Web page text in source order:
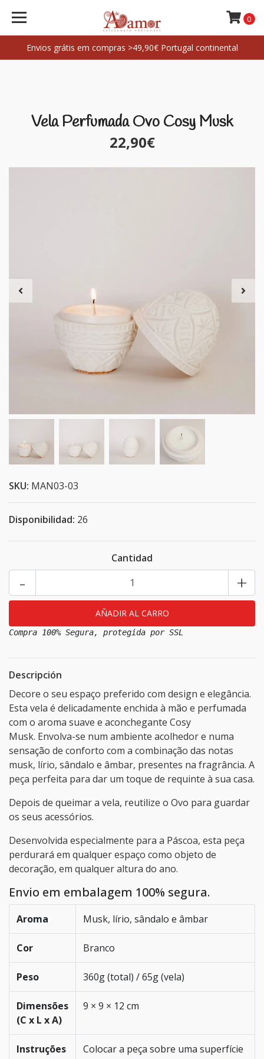
Envios grátis em compras >49,90€ Portugal continental
0
Vela Perfumada Ovo Cosy Musk
22,90€
SKU: MAN03-03
Disponibilidad: 26
Cantidad
+
-
Compra 100% Segura, protegida por SSL
Descripción
Decore o seu espaço preferido com design e elegância.
Esta vela é delicadamente enchida à mão e perfumada
com o aroma suave e aconchegante Cosy
Musk. Envolva-se num ambiente acolhedor e numa
sensação de conforto com a combinação das notas
musk, lírio, sândalo e âmbar, presentes na fragrância. A
peça perfeita para dar um toque de requinte à sua casa.
Depois de queimar a vela, reutilize o Ovo para guardar
os seus acessórios.
Desenvolvida especialmente para a Páscoa, esta peça
perdurará em qualquer espaço como objeto de
decoração, em qualquer altura do ano.
Envio em embalagem 100% segura.
Aroma Musk, lírio, sândalo e âmbar
Cor Branco
Peso 360g (total) / 65g (vela)
Dimensões
(C x L x A)
9 × 9 × 12 cm
Instruções
Colocar a peça sobre uma superfície